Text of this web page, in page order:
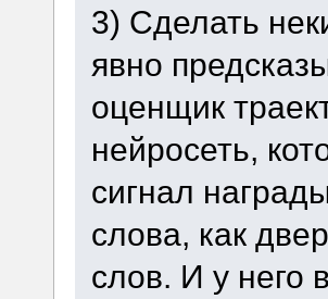
3) Сделать
явно
оценщик
нейросеть,
сигнал
слова, как
слов. И у него